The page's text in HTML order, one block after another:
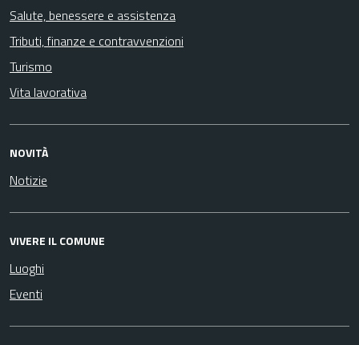
Salute, benessere e assistenza
Tributi, finanze e contravvenzioni
Turismo
Vita lavorativa
NOVITÀ
Notizie
VIVERE IL COMUNE
Luoghi
Eventi